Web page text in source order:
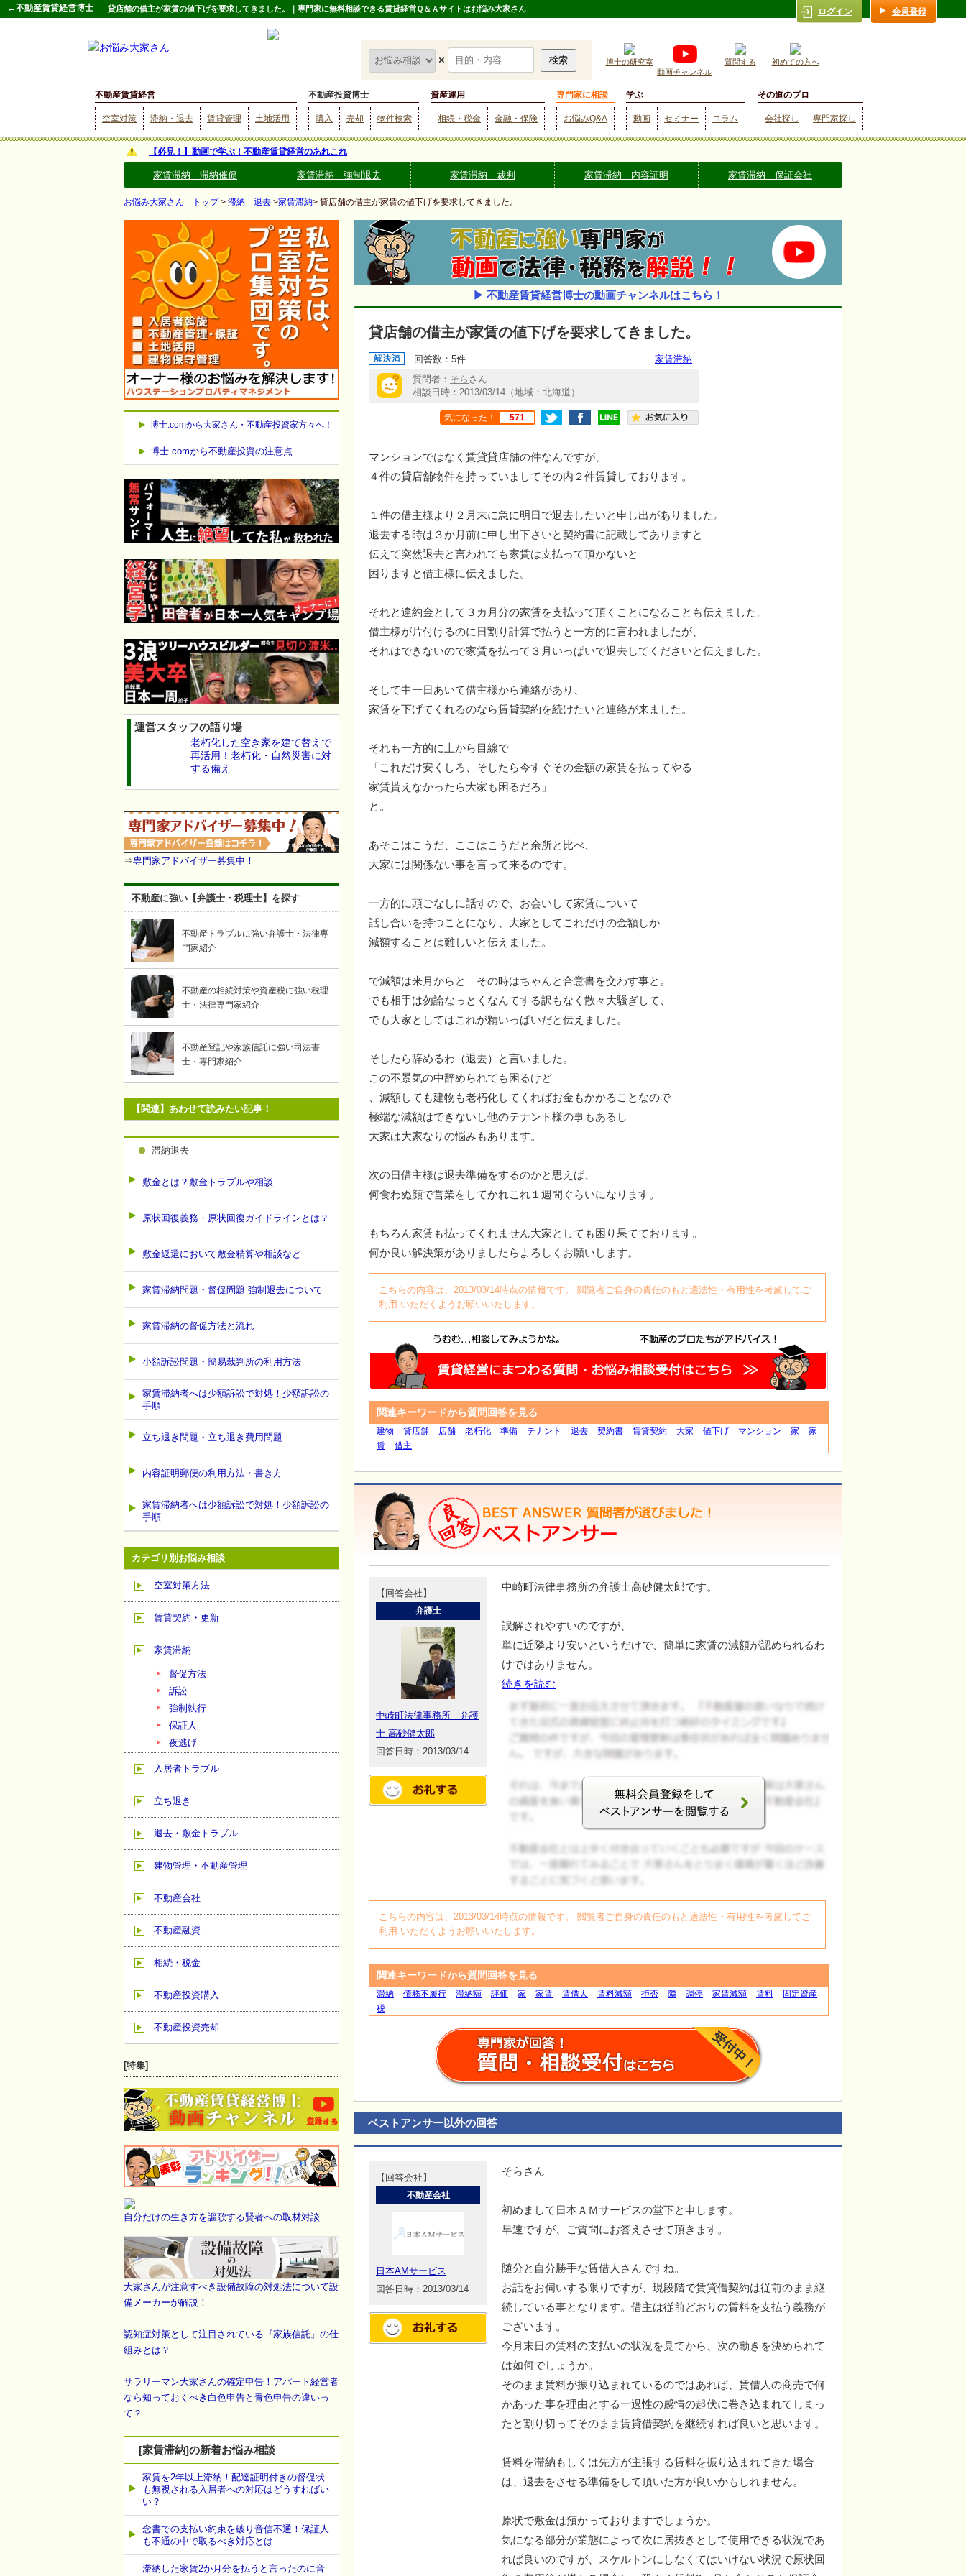
貸店舗の借主が家賃の値下げを要求してきました。｜専門家に無料相談できる賃貸経営Ｑ＆Ａサイトはお悩み大家さん
×
博士の研究室
動画チャンネル
質問する 初めての方へ
不動産賃貸経営
空室対策 滞納・退去 賃貸管理 土地活用
不動産投資博士
購入 売却 物件検索
資産運用
相続・税金 金融・保険
専門家に相談
お悩みQ&A
学ぶ
動画 セミナー コラム
その道のプロ
会社探し 専門家探し
←不動産賃貸経営博士 ログイン 会員登録
【必見！】動画で学ぶ！不動産賃貸経営のあれこれ
家賃滞納 滞納催促 家賃滞納 強制退去 家賃滞納 裁判 家賃滞納 内容証明 家賃滞納 保証会社
お悩み大家さん トップ> 滞納 退去 >家賃滞納> 貸店舗の借主が家賃の値下げを要求してきました。
▶ 不動産賃貸経営博士の動画チャンネルはこちら！
貸店舗の借主が家賃の値下げを要求してきました。
回答数：5件
家賃滞納
質問者： そら さん
相談日時：2013/03/14（地域：北海道）
気になった！ 571
マンションではなく賃貸貸店舗の件なんですが、
４件の貸店舗物件を持っていましてその内２件賃貸しております。
１件の借主様より２月末に急に明日で退去したいと申し出がありました。
退去する時は３か月前に申し出下さいと契約書に記載してありますと
伝えて突然退去と言われても家賃は支払って頂かないと
困りますと借主様に伝えました。
それと違約金として３カ月分の家賃を支払って頂くことになることも伝えました。
借主様が片付けるのに日割り計算で払うと一方的に言われましたが、
それはできないので家賃を払って３月いっぱいで退去してくださいと伝えました。
そして中一日あいて借主様から連絡があり、
家賃を下げてくれるのなら賃貸契約を続けたいと連絡が来ました。
それも一方的に上から目線で
「これだけ安くしろ、そしたら今すぐその金額の家賃を払ってやる
家賃貰えなかったら大家も困るだろ」
と。
あそこはこうだ、ここはこうだと余所と比べ、
大家には関係ない事を言って来るのです。
一方的に頭ごなしに話すので、お会いして家賃について
話し合いを持つことになり、大家としてこれだけの金額しか
減額することは難しいと伝えました。
で減額は来月からと その時はちゃんと合意書を交わす事と。
でも相手は勿論なっとくなんてする訳もなく散々大騒ぎして、
でも大家としてはこれが精いっぱいだと伝えました。
そしたら辞めるわ（退去）と言いました。
この不景気の中辞められても困るけど
、減額しても建物も老朽化してくればお金もかかることなので
極端な減額はできないし他のテナント様の事もあるし
大家は大家なりの悩みもあります。
次の日借主様は退去準備をするのかと思えば、
何食わぬ顔で営業をしてかれこれ１週間ぐらいになります。
もちろん家賃も払ってくれません大家としても困り果てております。
何か良い解決策がありましたらよろしくお願いします。
こちらの内容は、2013/03/14時点の情報です。 閲覧者ご自身の責任のもと適法性・有用性を考慮してご
利用 いただくようお願いいたします。
関連キーワードから質問回答を見る
建物 貸店舗 店舗 老朽化 準備 テナント 退去 契約書 賃貸契約 大家 値下げ マンション 家
家
賃
借主
【回答会社】
弁護士
中崎町法律事務所 弁護
士 高砂健太郎
回答日時：2013/03/14
中崎町法律事務所の弁護士高砂健太郎です。
誤解されやすいのですが、
単に近隣より安いというだけで、簡単に家賃の減額が認められるわ
けではありません。
続きを読む
ログイン
こちらの内容は、2013/03/14時点の情報です。 閲覧者ご自身の責任のもと適法性・有用性を考慮してご
利用 いただくようお願いいたします。
関連キーワードから質問回答を見る
滞納 債務不履行 滞納額 評価 家 家賃 賃借人 賃料減額 拒否 隣 調停 家賃減額 賃料
固定資産
税
ベストアンサー以外の回答
【回答会社】
不動産会社
日本AMサービス
回答日時：2013/03/14
そらさん
初めまして日本ＡＭサービスの堂下と申します。
早速ですが、ご質問にお答えさせて頂きます。
随分と自分勝手な賃借人さんですね。
お話をお伺いする限りですが、現段階で賃貸借契約は従前のまま継
続している事となります。借主は従前どおりの賃料を支払う義務が
ございます。
今月末日の賃料の支払いの状況を見てから、次の動きを決められて
は如何でしょうか。
そのまま賃料が振り込まれているのではあれば、賃借人の商売で何
かあった事を理由とする一過性の感情の起伏に巻き込まれてしまっ
たと割り切ってそのまま賃貸借契約を継続すれば良いと思います。
賃料を滞納もしくは先方が主張する賃料を振り込まれてきた場合
は、退去をさせる準備をして頂いた方が良いかもしれません。
原状で敷金は預かっておりますでしょうか。
気になる部分が業態によって次に居抜きとして使用できる状況であ
れば良いのですが、スケルトンにしなくてはいけない状況で原状回
博士.comから大家さん・不動産投資家方々へ！
博士.comから不動産投資の注意点
運営スタッフの語り場
老朽化した空き家を建て替えで
再活用！老朽化・自然災害に対
する備え
⇒専門家アドバイザー募集中！
不動産に強い【弁護士・税理士】を探す
不動産トラブルに強い弁護士・法律専
門家紹介
不動産の相続対策や資産税に強い税理
士・法律専門家紹介
不動産登記や家族信託に強い司法書
士・専門家紹介
【関連】あわせて読みたい記事！
滞納退去
敷金とは？敷金トラブルや相談
原状回復義務・原状回復ガイドラインとは？
敷金返還において敷金精算や相談など
家賃滞納問題・督促問題 強制退去について
家賃滞納の督促方法と流れ
小額訴訟問題・簡易裁判所の利用方法
家賃滞納者へは少額訴訟で対処！少額訴訟の
手順
立ち退き問題・立ち退き費用問題
内容証明郵便の利用方法・書き方
家賃滞納者へは少額訴訟で対処！少額訴訟の
手順
カテゴリ別お悩み相談
空室対策方法
賃貸契約・更新
家賃滞納
督促方法
訴訟
強制執行
保証人
夜逃げ
入居者トラブル
立ち退き
退去・敷金トラブル
建物管理・不動産管理
不動産会社
不動産融資
相続・税金
不動産投資購入
不動産投資売却
[特集]
自分だけの生き方を謳歌する賢者への取材対談
大家さんが注意すべき設備故障の対処法について設
備メーカーが解説！
認知症対策として注目されている『家族信託』の仕
組みとは？
サラリーマン大家さんの確定申告！アパート経営者
なら知っておくべき白色申告と青色申告の違いっ
て？
[家賃滞納]の新着お悩み相談
家賃を2年以上滞納！配達証明付きの督促状
も無視される入居者への対応はどうすればい
い？
念書での支払い約束を破り音信不通！保証人
も不通の中で取るべき対応とは
滞納した家賃2か月分を払うと言ったのに音